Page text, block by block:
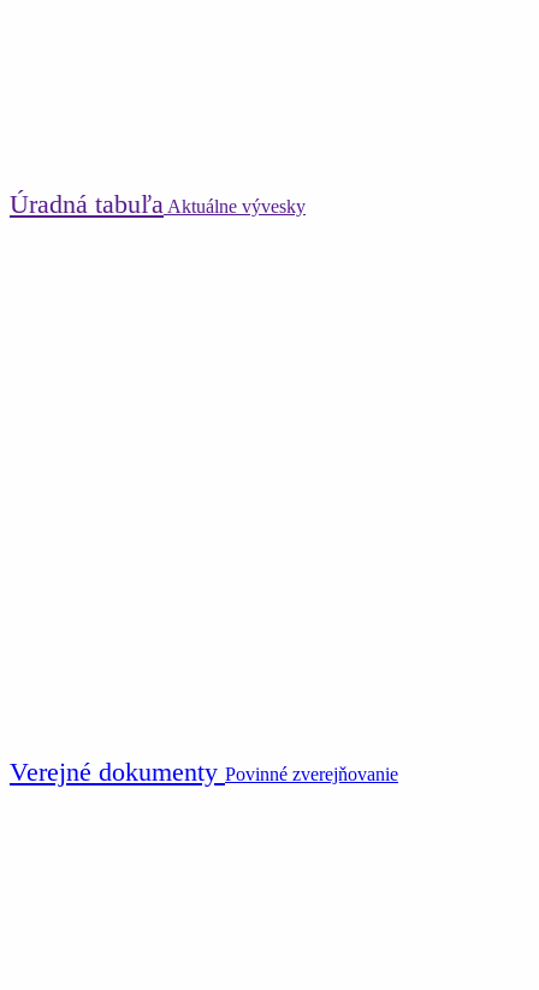
Úradná tabuľa Aktuálne vývesky
Verejné dokumenty Povinné zverejňovanie